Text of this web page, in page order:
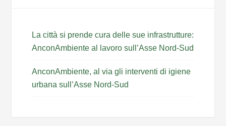
La città si prende cura delle sue infrastrutture:
AnconAmbiente al lavoro sull’Asse Nord-Sud
AnconAmbiente, al via gli interventi di igiene
urbana sull’Asse Nord-Sud